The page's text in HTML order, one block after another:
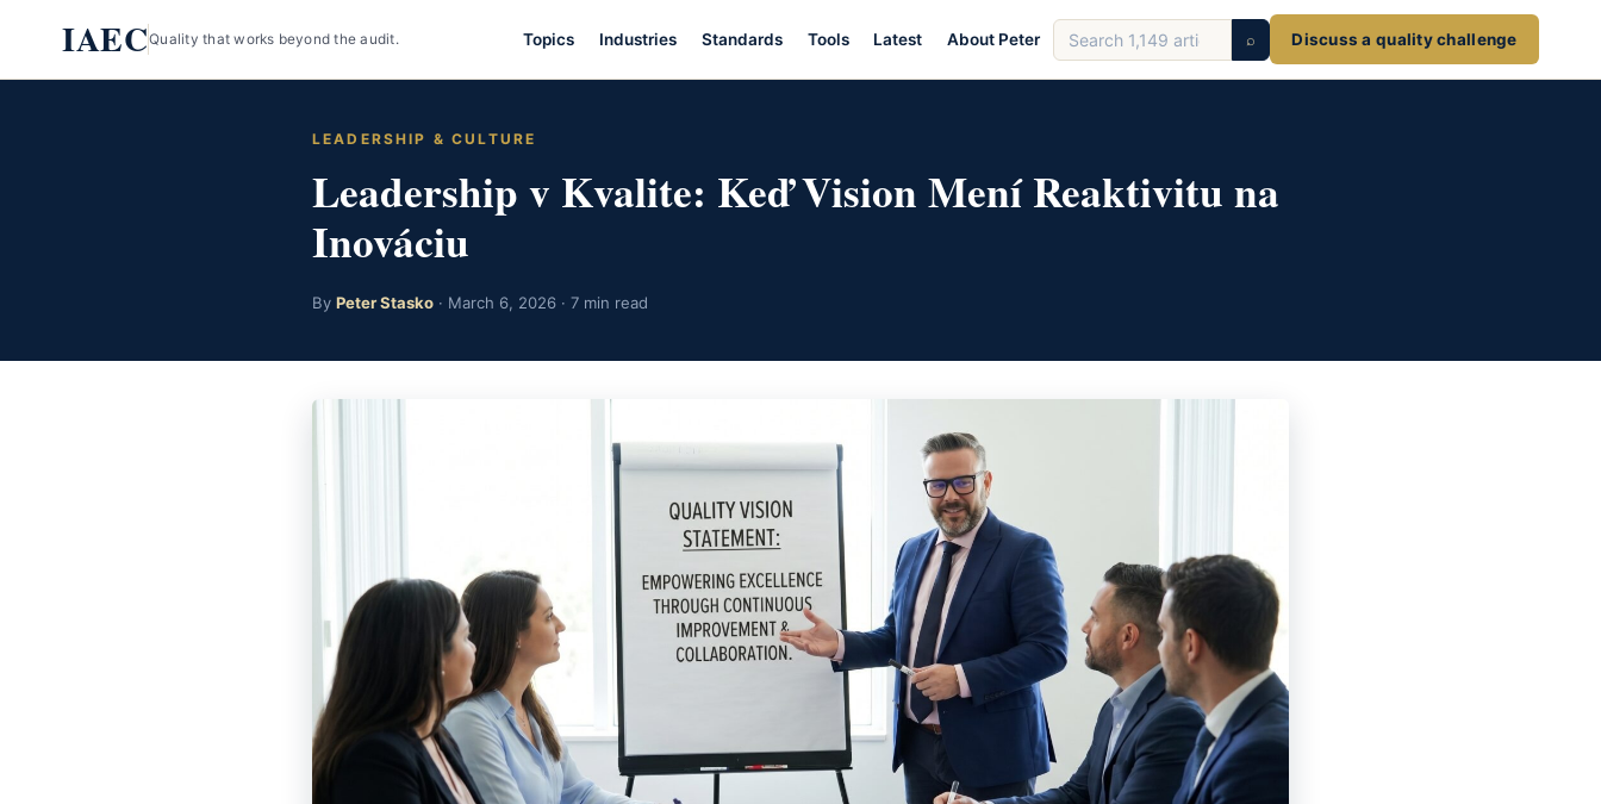
content
IAECQuality that works beyond the audit. Topics Industries Standards Tools Latest About Peter
Search
articles
⌕ Discuss a quality challenge
LEADERSHIP & CULTURE
Leadership v Kvalite: Keď Vision Mení Reaktivitu na
Inováciu
By Peter Stasko · March 6, 2026 · 7 min read